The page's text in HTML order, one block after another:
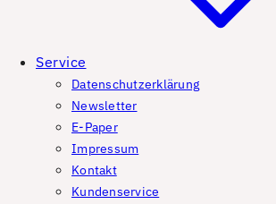
Service
Datenschutzerklärung
Newsletter
E-Paper
Impressum
Kontakt
Kundenservice